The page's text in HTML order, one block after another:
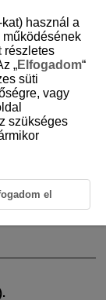
és
használ a
részletes
„Elfogadom“
süti
vagy
szükséges
el